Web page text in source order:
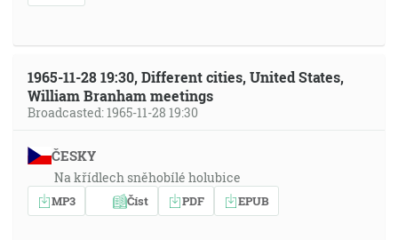
1965-11-28 19:30, Different cities, United States,
William Branham meetings
Broadcasted: 1965-11-28 19:30
ČESKY
Na křídlech sněhobílé holubice
MP3 Číst PDF EPUB